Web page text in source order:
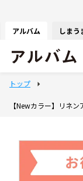
アルバム しまう